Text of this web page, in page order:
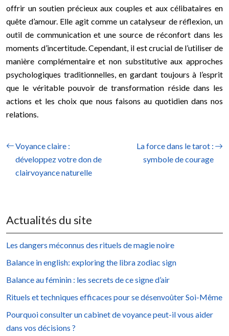
offrir un soutien précieux aux couples et aux célibataires en
quête d’amour. Elle agit comme un catalyseur de réflexion, un
outil de communication et une source de réconfort dans les
moments d’incertitude. Cependant, il est crucial de l’utiliser de
manière complémentaire et non substitutive aux approches
psychologiques traditionnelles, en gardant toujours à l’esprit
que le véritable pouvoir de transformation réside dans les
actions et les choix que nous faisons au quotidien dans nos
relations.
Voyance claire :
développez votre don de
clairvoyance naturelle
La force dans le tarot :
symbole de courage
Actualités du site
Les dangers méconnus des rituels de magie noire
Balance in english: exploring the libra zodiac sign
Balance au féminin : les secrets de ce signe d’air
Rituels et techniques efficaces pour se désenvoûter Soi-Même
Pourquoi consulter un cabinet de voyance peut-il vous aider
dans vos décisions ?